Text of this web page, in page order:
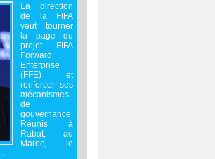
La direction
de la FIFA
veut tourner
la page du
projet FIFA
Forward
Enterprise
(FFE) et
renforcer ses
mécanismes
de
gouvernance.
Réunis à
Rabat, au
Maroc, le